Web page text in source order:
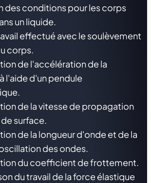
des conditions pour les corps
un liquide.
effectué avec le soulèvement
corps.
de l'accélération de la
l'aide d'un pendule
de la vitesse de propagation
surface.
de la longueur d'onde et de la
des ondes.
du coefficient de frottement.
du travail de la force élastique